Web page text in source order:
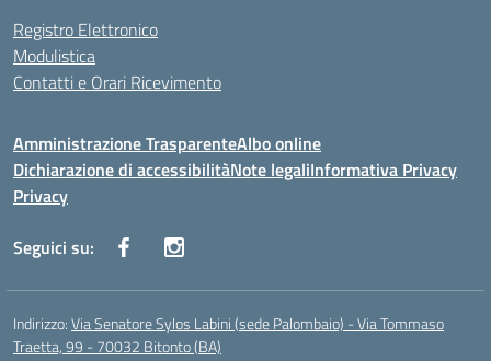
Registro Elettronico
Modulistica
Contatti e Orari Ricevimento
Amministrazione TrasparenteAlbo online
Dichiarazione di accessibilitàNote legaliInformativa Privacy
Privacy
Seguici su:
Indirizzo:Via Senatore Sylos Labini (sede Palombaio) - Via Tommaso
Traetta, 99 - 70032 Bitonto (BA)